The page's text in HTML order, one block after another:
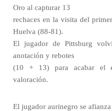
Oro al capturar 13
rechaces en la visita del
Huelva (88-81).
El jugador de Pittsburg
anotación y rebotes
(10 + 13) para acabar el
valoración.
El jugador aurinegro se